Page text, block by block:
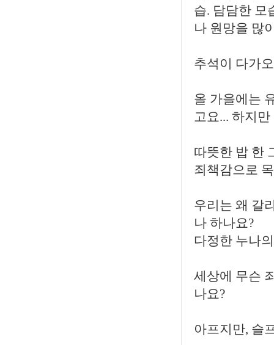
습. 담담한 모
나 원망을 많
추석이 다가
올 가을에는
고요... 하지
따뜻한 밥 한
죄책감으로
우리는 왜 갈
나 하나요?
다정한 누나
세상에 무슨
나요?
아프지만, 슬